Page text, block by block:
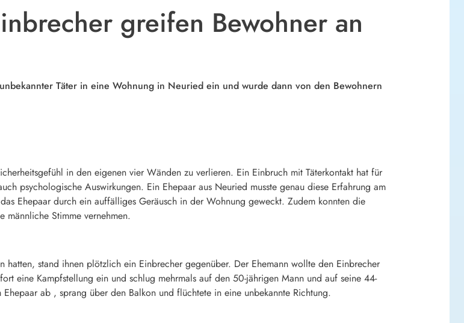
greifen Bewohner an
Täter in eine Wohnung in Neuried ein und wurde dann von den Bewohnern
in den eigenen vier Wänden zu verlieren. Ein Einbruch mit Täterkontakt hat für
psychologische Auswirkungen. Ein Ehepaar aus Neuried musste genau diese Erfahrung am
Ehepaar durch ein auffälliges Geräusch in der Wohnung geweckt. Zudem konnten die
männliche Stimme vernehmen.
stand ihnen plötzlich ein Einbrecher gegenüber. Der Ehemann wollte den Einbrecher
eine Kampfstellung ein und schlug mehrmals auf den 50-jährigen Mann und auf seine 44-
ab , sprang über den Balkon und flüchtete in eine unbekannte Richtung.